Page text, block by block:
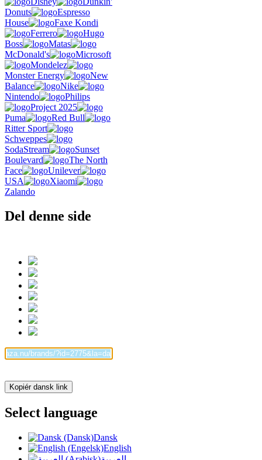
Donuts
Espresso
House
Faxe Kondi
Ferrero
Hugo
Boss
Matas
McDonald's
Microsoft
Mondelez
Monster Energy
New
Balance
Nike
Nintendo
Philips
Project 2025
Puma
Red Bull
Ritter Sport
Schweppes
SodaStream
Sunset
Boulevard
The North
Face
Unilever
USA
Xiaomi
Zalando
Del denne side
Kopiér dansk link
Select language
Dansk
English